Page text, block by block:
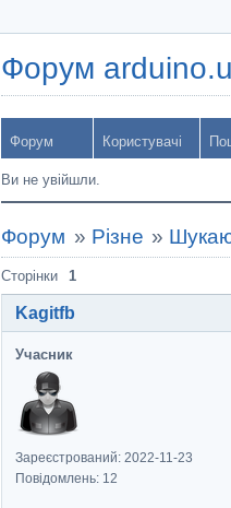
Форум
Форум Користувачі
Ви не увійшли.
Форум » Різне »
Сторінки 1
Kagitfb
Учасник
Зареєстрований: 2022-11-23
Повідомлень: 12